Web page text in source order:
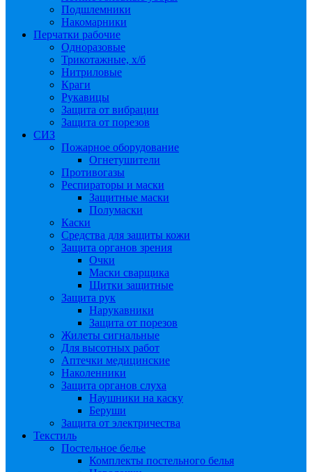
Подшлемники
Накомарники
Перчатки рабочие
Одноразовые
Трикотажные, х/б
Нитриловые
Краги
Рукавицы
Защита от вибрации
Защита от порезов
СИЗ
Пожарное оборудование
Огнетушители
Противогазы
Респираторы и маски
Защитные маски
Полумаски
Каски
Средства для защиты кожи
Защита органов зрения
Очки
Маски сварщика
Щитки защитные
Защита рук
Нарукавники
Защита от порезов
Жилеты сигнальные
Для высотных работ
Аптечки медицинские
Наколенники
Защита органов слуха
Наушники на каску
Беруши
Защита от электричества
Текстиль
Постельное белье
Комплекты постельного белья